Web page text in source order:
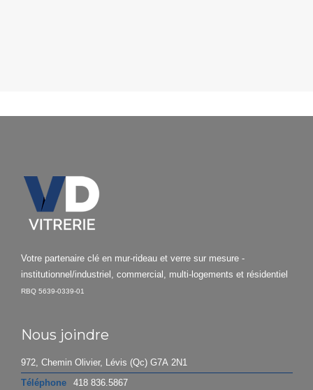
Votre partenaire clé en mur-rideau et verre sur mesure -
institutionnel/industriel, commercial, multi-logements et résidentiel
RBQ 5639-0339-01
Nous joindre
972, Chemin Olivier, Lévis (Qc) G7A 2N1
Téléphone
418 836.5867